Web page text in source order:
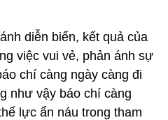
diễn biến, kết quả của
việc vui vẻ, phản ánh sự
chí càng ngày càng đi
như vậy báo chí càng
lực ẩn náu trong tham